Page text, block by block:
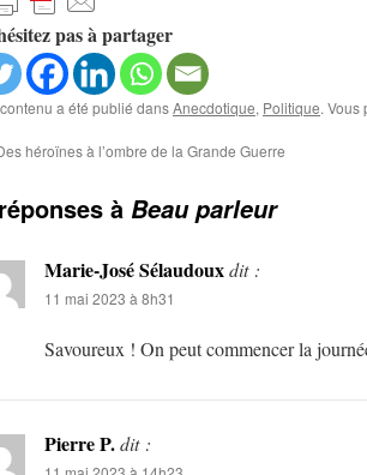
pas à partager
a été publié dansAnecdotique, Politique. Vous
héroïnes à l’ombre de la Grande Guerre
à Beau parleur
Marie-José Sélaudouxdit :
11 mai 2023 à 8h31
Savoureux ! On peut commencer la
Pierre P.dit :